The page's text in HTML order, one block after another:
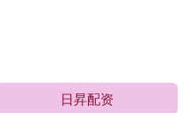
日昇配资